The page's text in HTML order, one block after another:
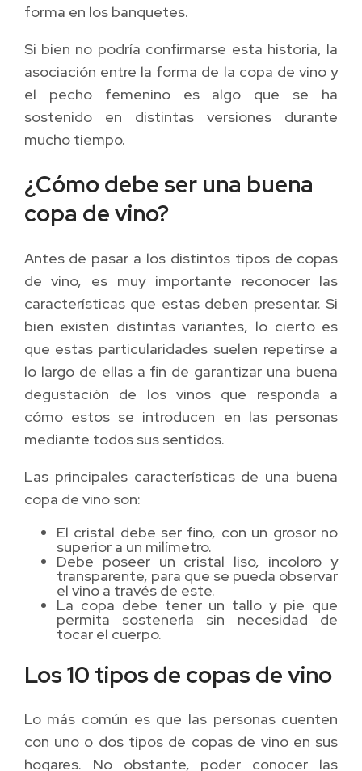
forma en los banquetes.
Si bien no podría confirmarse esta historia, la
asociación entre la forma de la copa de vino y
el pecho femenino es algo que se ha
sostenido en distintas versiones durante
mucho tiempo.
¿Cómo debe ser una buena
copa de vino?
Antes de pasar a los distintos tipos de copas
de vino, es muy importante reconocer las
características que estas deben presentar. Si
bien existen distintas variantes, lo cierto es
que estas particularidades suelen repetirse a
lo largo de ellas a fin de garantizar una buena
degustación de los vinos que responda a
cómo estos se introducen en las personas
mediante todos sus sentidos.
Las principales características de una buena
copa de vino son:
El cristal debe ser fino, con un grosor no
superior a un milímetro.
Debe poseer un cristal liso, incoloro y
transparente, para que se pueda observar
el vino a través de este.
La copa debe tener un tallo y pie que
permita sostenerla sin necesidad de
tocar el cuerpo.
Los 10 tipos de copas de vino
Lo más común es que las personas cuenten
con uno o dos tipos de copas de vino en sus
hogares. No obstante, poder conocer las